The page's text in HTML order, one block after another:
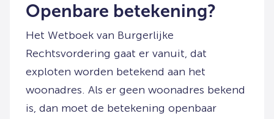
Openbare betekening?
Het Wetboek van Burgerlijke
Rechtsvordering gaat er vanuit, dat
exploten worden betekend aan het
woonadres. Als er geen woonadres bekend
is, dan moet de betekening openbaar